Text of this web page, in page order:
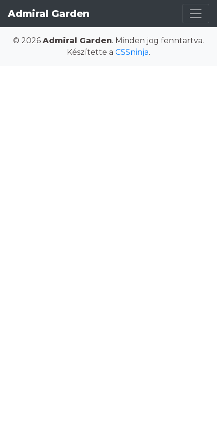
Admiral Garden
© 2026 Admiral Garden. Minden jog fenntartva.
Készítette a CSSninja.